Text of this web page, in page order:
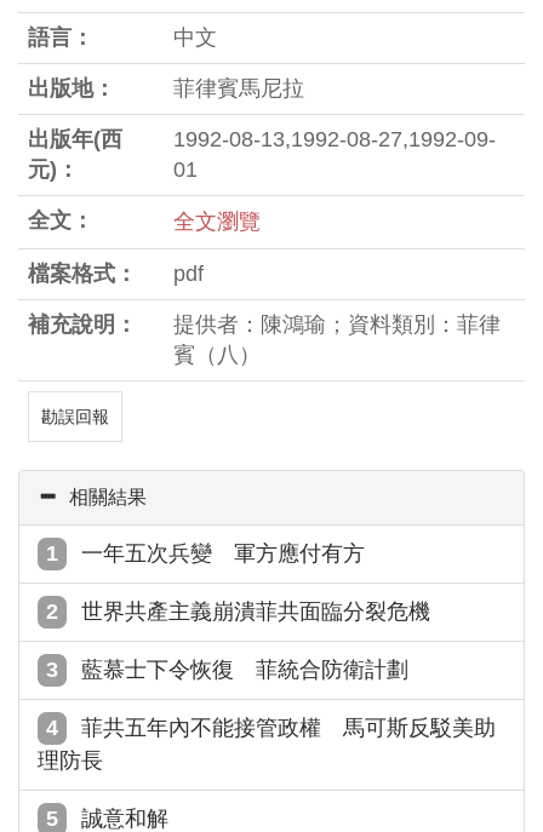
語言： 中文
出版地： 菲律賓馬尼拉
出版年(西
元)：
1992-08-13,1992-08-27,1992-09-
01
全文： 全文瀏覽
檔案格式： pdf
補充說明：
提供者：陳鴻瑜；資料類別：菲律
賓（八）
勘誤回報
相關結果
一年五次兵變 軍方應付有方
世界共產主義崩潰菲共面臨分裂危機
藍慕士下令恢復 菲統合防衛計劃
菲共五年內不能接管政權 馬可斯反駁美助
理防長
誠意和解